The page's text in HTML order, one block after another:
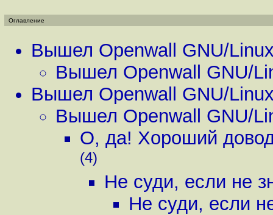
Оглавление
Вышел Openwall GNU/
Вышел Openwall GNU/
Вышел Openwall GNU/
Вышел Openwall GNU/
О, да! Хороший
(4)
Не суди, если не
Не суди, если